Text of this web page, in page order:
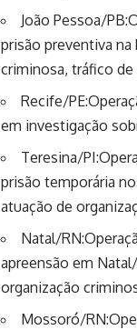
João Pessoa/
prisão preventiva na
criminosa, tráfico de
Recife/
em investigação
Teresina/
prisão temporária
atuação de
Natal/
apreensão em
organização
Mossoró/